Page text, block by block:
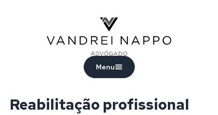
Menu
Reabilitação profissional